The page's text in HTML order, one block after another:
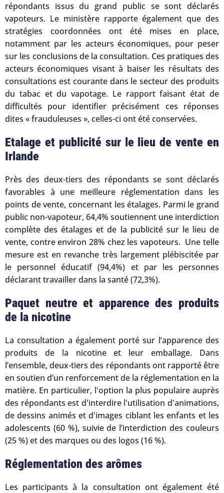
répondants issus du grand public se sont déclarés
vapoteurs. Le ministère rapporte également que des
stratégies coordonnées ont été mises en place,
notamment par les acteurs économiques, pour peser
sur les conclusions de la consultation. Ces pratiques des
acteurs économiques visant à baiser les résultats des
consultations est courante dans le secteur des produits
du tabac et du vapotage. Le rapport faisant état de
difficultés pour identifier précisément ces réponses
dites « frauduleuses », celles-ci ont été conservées.
Etalage et publicité sur le lieu de vente en
Irlande
Près des deux-tiers des répondants se sont déclarés
favorables à une meilleure réglementation dans les
points de vente, concernant les étalages. Parmi le grand
public non-vapoteur, 64,4% soutiennent une interdiction
complète des étalages et de la publicité sur le lieu de
vente, contre environ 28% chez les vapoteurs. Une telle
mesure est en revanche très largement plébiscitée par
le personnel éducatif (94,4%) et par les personnes
déclarant travailler dans la santé (72,3%).
Paquet neutre et apparence des produits
de la nicotine
La consultation a également porté sur l’apparence des
produits de la nicotine et leur emballage. Dans
l’ensemble, deux-tiers des répondants ont rapporté être
en soutien d’un renforcement de la réglementation en la
matière. En particulier, l'option la plus populaire auprès
des répondants est d'interdire l'utilisation d'animations,
de dessins animés et d'images ciblant les enfants et les
adolescents (60 %), suivie de l’interdiction des couleurs
(25 %) et des marques ou des logos (16 %).
Réglementation des arômes
Les participants à la consultation ont également été